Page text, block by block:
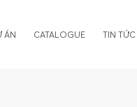
ÁN CATALOGUE TIN TỨC